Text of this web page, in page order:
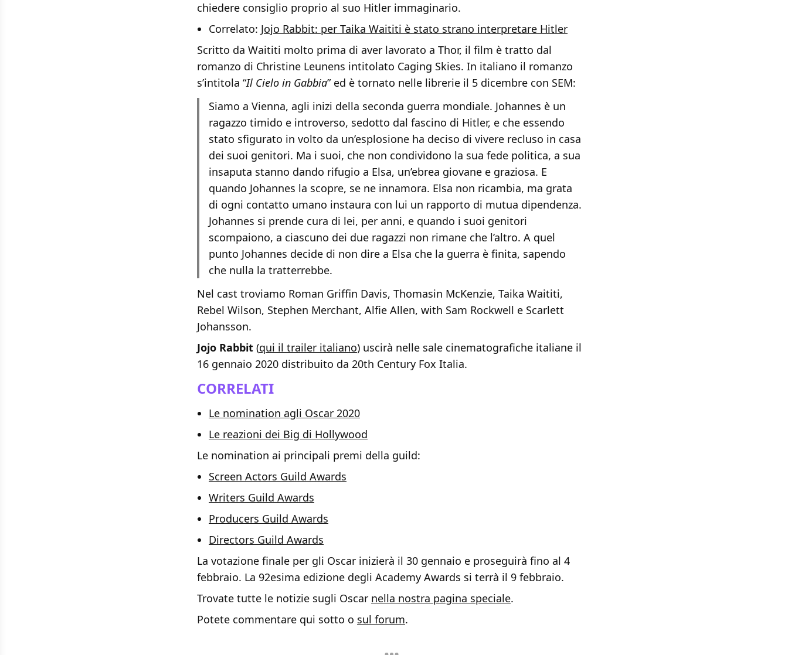
chiedere consiglio proprio al suo Hitler immaginario.
Correlato: Jojo Rabbit: per Taika Waititi è stato strano interpretare Hitler
Scritto da Waititi molto prima di aver lavorato a Thor, il film è tratto dal
romanzo di Christine Leunens intitolato Caging Skies. In italiano il romanzo
s’intitola “Il Cielo in Gabbia” ed è tornato nelle librerie il 5 dicembre con SEM:
Siamo a Vienna, agli inizi della seconda guerra mondiale. Johannes è un
ragazzo timido e introverso, sedotto dal fascino di Hitler, e che essendo
stato sfigurato in volto da un’esplosione ha deciso di vivere recluso in casa
dei suoi genitori. Ma i suoi, che non condividono la sua fede politica, a sua
insaputa stanno dando rifugio a Elsa, un’ebrea giovane e graziosa. E
quando Johannes la scopre, se ne innamora. Elsa non ricambia, ma grata
di ogni contatto umano instaura con lui un rapporto di mutua dipendenza.
Johannes si prende cura di lei, per anni, e quando i suoi genitori
scompaiono, a ciascuno dei due ragazzi non rimane che l’altro. A quel
punto Johannes decide di non dire a Elsa che la guerra è finita, sapendo
che nulla la tratterrebbe.
Nel cast troviamo Roman Griffin Davis, Thomasin McKenzie, Taika Waititi,
Rebel Wilson, Stephen Merchant, Alfie Allen, with Sam Rockwell e Scarlett
Johansson.
Jojo Rabbit (qui il trailer italiano) uscirà nelle sale cinematografiche italiane il
16 gennaio 2020 distribuito da 20th Century Fox Italia.
CORRELATI
Le nomination agli Oscar 2020
Le reazioni dei Big di Hollywood
Le nomination ai principali premi della guild:
Screen Actors Guild Awards
Writers Guild Awards
Producers Guild Awards
Directors Guild Awards
La votazione finale per gli Oscar inizierà il 30 gennaio e proseguirà fino al 4
febbraio. La 92esima edizione degli Academy Awards si terrà il 9 febbraio.
Trovate tutte le notizie sugli Oscar nella nostra pagina speciale.
Potete commentare qui sotto o sul forum.